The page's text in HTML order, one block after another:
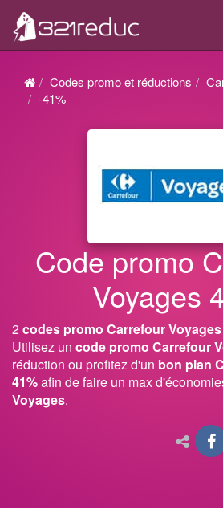
Codes promo et réductions
-41%
Code promo
Voyages
2codes promo Carrefour Voyages
Utilisez un code promo Carrefour
réduction ou profitez d'un bon plan
41%afin de faire un max
Voyages.